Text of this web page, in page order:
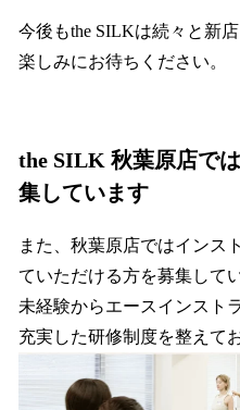
今後もthe SILKは続々と新
楽しみにお待ちください。
the SILK 秋葉原店で
集しています
また、秋葉原店ではインス
ていただける方を募集して
未経験からエースインスト
充実した研修制度を整えて